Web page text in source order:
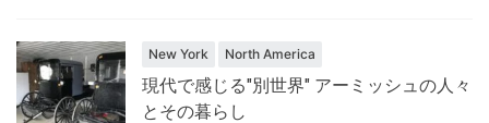
New York North America
現代で感じる"別世界" アーミッシュの人々
とその暮らし